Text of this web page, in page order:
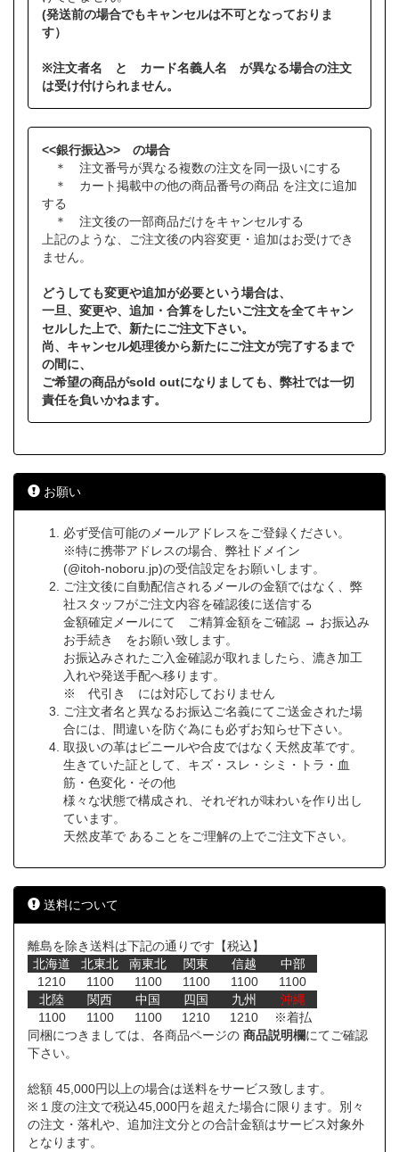
(発送前の場合でもキャンセルは不可となっておりま
す）
※注文者名 と カード名義人名 が異なる場合の注文
は受け付けられません。
<<銀行振込>> の場合
＊ 注文番号が異なる複数の注文を同一扱いにする
＊ カート掲載中の他の商品番号の商品 を注文に追加
する
＊ 注文後の一部商品だけをキャンセルする
上記のような、ご注文後の内容変更・追加はお受けでき
ません。
どうしても変更や追加が必要という場合は、
一旦、変更や、追加・合算をしたいご注文を全てキャン
セルした上で、新たにご注文下さい。
尚、キャンセル処理後から新たにご注文が完了するまで
の間に、
ご希望の商品がsold outになりましても、弊社では一切
責任を負いかねます。
お願い
必ず受信可能のメールアドレスをご登録ください。
※特に携帯アドレスの場合、弊社ドメイン
(@itoh-noboru.jp)の受信設定をお願いします。
ご注文後に自動配信されるメールの金額ではなく、弊
社スタッフがご注文内容を確認後に送信する
金額確定メールにて ご精算金額をご確認 → お振込み
お手続き をお願い致します。
お振込みされたご入金確認が取れましたら、漉き加工
入れや発送手配へ移ります。
※ 代引き には対応しておりません
ご注文者名と異なるお振込ご名義にてご送金された場
合には、間違いを防ぐ為にも必ずお知らせ下さい。
取扱いの革はビニールや合皮ではなく天然皮革です。
生きていた証として、キズ・スレ・シミ・トラ・血
筋・色変化・その他
様々な状態で構成され、それぞれが味わいを作り出し
ています。
天然皮革で あることをご理解の上でご注文下さい。
送料について
離島を除き送料は下記の通りです【税込】
北海道
北東北 南東北 関東 信越
中部
1210
1100 1100 1100 1100
1100
北陸
関西 中国 四国 九州
沖縄
1100
1100 1100 1210 1210
※着払
同梱につきましては、各商品ページの 商品説明欄にてご確認
下さい。
総額 45,000円以上の場合は送料をサービス致します。
※１度の注文で税込45,000円を超えた場合に限ります。別々
の注文・落札や、追加注文分との合計金額はサービス対象外
となります。